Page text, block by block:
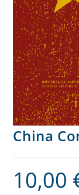
China
10,00